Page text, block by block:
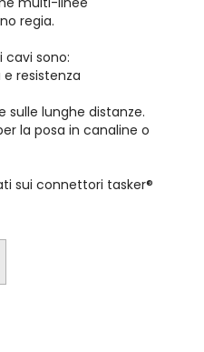
regia.
cavi sono:
resistenza
lunghe distanze.
la posa in canaline o
sui connettori tasker®